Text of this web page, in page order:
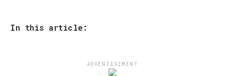
In this article:
ADVERTISEMENT